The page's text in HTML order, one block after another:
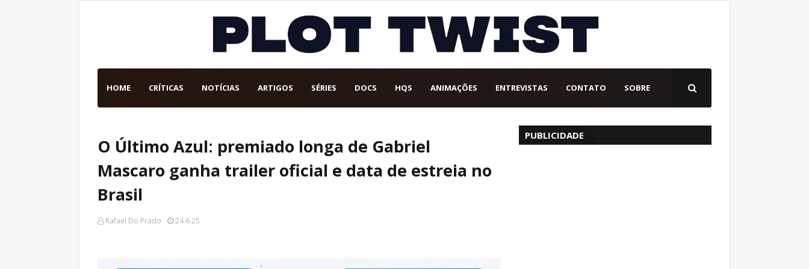
HOME CRÍTICAS NOTÍCIAS ARTIGOS SÉRIES DOCS HQS ANIMAÇÕES ENTREVISTAS CONTATO SOBRE
O Último Azul: premiado longa de Gabriel
Mascaro ganha trailer oficial e data de estreia no
Brasil
Rafael Do Prado 24.6.25
PUBLICIDADE